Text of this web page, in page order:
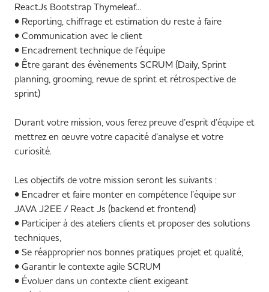
ReactJs Bootstrap Thymeleaf...
• Reporting, chiffrage et estimation du reste à faire
• Communication avec le client
• Encadrement technique de l’équipe
• Être garant des évènements SCRUM (Daily, Sprint
planning, grooming, revue de sprint et rétrospective de
sprint)
Durant votre mission, vous ferez preuve d’esprit d’équipe et
mettrez en œuvre votre capacité d’analyse et votre
curiosité.
Les objectifs de votre mission seront les suivants :
• Encadrer et faire monter en compétence l’équipe sur
JAVA J2EE / React Js (backend et frontend)
• Participer à des ateliers clients et proposer des solutions
techniques,
• Se réapproprier nos bonnes pratiques projet et qualité,
• Garantir le contexte agile SCRUM
• Évoluer dans un contexte client exigeant